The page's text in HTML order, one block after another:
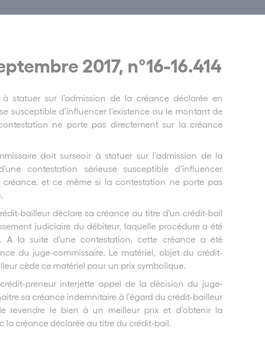
2017, n°16-16.414
statuer sur l’admission de la créance déclarée en
susceptible d’influencer l’existence ou le montant de
ne porte pas directement sur la créance
doit surseoir à statuer sur l’admission de la
contestation sérieuse susceptible d’influencer
créance, et ce même si la contestation ne porte pas
bailleur déclare sa créance au titre d’un crédit-bail
judiciaire du débiteur, laquelle procédure a été
A la suite d’une contestation, cette créance a été
du juge-commissaire. Le matériel, objet du crédit-
cède ce matériel pour un prix symbolique.
preneur interjette appel de la décision du juge-
sa créance indemnitaire à l’égard du crédit-bailleur
revendre le bien à un meilleur prix et d’obtenir la
créance déclarée au titre du crédit-bail.